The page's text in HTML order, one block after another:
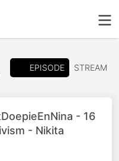
EPISODE STREAM
- 16
- Nikita